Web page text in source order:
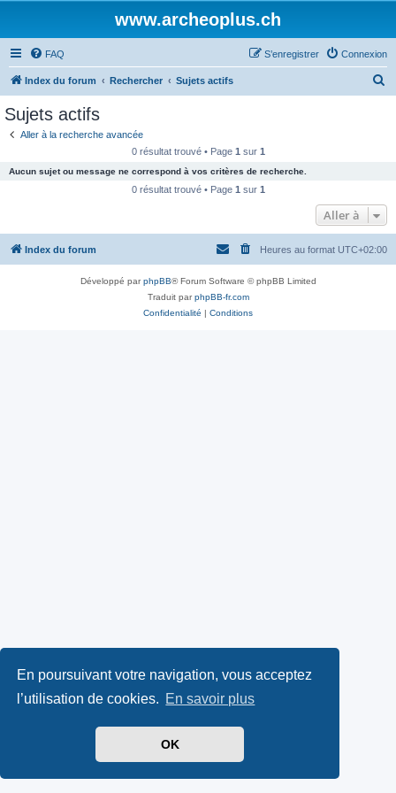
En poursuivant votre navigation, vous acceptez
l’utilisation de cookies. En savoir plus
OK
www.archeoplus.ch
FAQ Connexion
S’enregistrer
Index du forum Rechercher Sujets actifs
c
e
Sujets actifs
Aller à la recherche avancée
0 résultat trouvé • Page 1 sur 1
Aucun sujet ou message ne correspond à vos critères de recherche.
0 résultat trouvé • Page 1 sur 1
Aller à
Index du forum Heures au format UTC+02:00
Développé parphpBB® Forum Software © phpBB Limited
Traduit parphpBB-fr.com
Confidentialité | Conditions